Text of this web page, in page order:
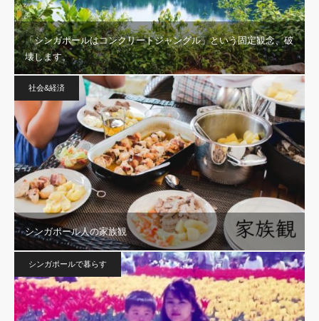
「シンガポールはコンクリートジャングル」という固定観念、破
壊します。
社会&経済
シンガポール人の家族観
シンガポールで暮らす